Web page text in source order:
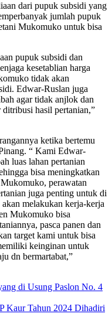
dari pupuk subsidi yang
jumlah pupuk
Mukomuko untuk bisa
pupuk subsidi dan
kesetablian harga
tidak akan
Edwar-Ruslan juga
agar tidak anjlok dan
hasil pertanian,”
ketika bertemu
“ Kami Edwar-
luas lahan pertanian
bisa meningkatkan
perawatan
juga penting untuk di
melakukan kerja-kerja
Mukomuko bisa
pasca panen dan
target kami untuk bisa
keinginan untuk
dn bermartabat,”
di Usung Paslon No. 4
Kaur Tahun 2024 Dihadiri